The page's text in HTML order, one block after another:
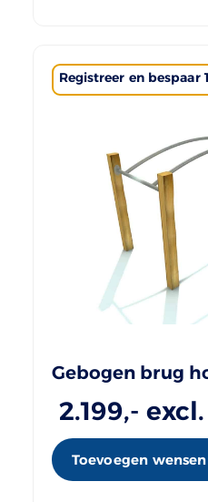
Registreer en bespaar
Gebogen brug
2.199,-
Toevoegen